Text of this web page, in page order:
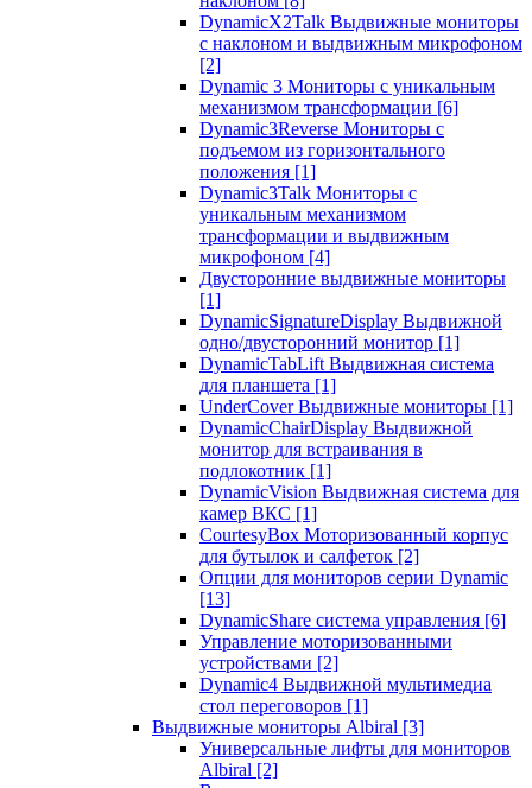
DynamicX2Talk Выдвижные мониторы
с наклоном и выдвижным микрофоном
[2]
Dynamic 3 Мониторы с уникальным
механизмом трансформации [6]
Dynamic3Reverse Мониторы с
подъемом из горизонтального
положения [1]
Dynamic3Talk Мониторы с
уникальным механизмом
трансформации и выдвижным
микрофоном [4]
Двусторонние выдвижные мониторы
[1]
DynamicSignatureDisplay Выдвижной
одно/двусторонний монитор [1]
DynamicTabLift Выдвижная система
для планшета [1]
UnderCover Выдвижные мониторы [1]
DynamicChairDisplay Выдвижной
монитор для встраивания в
подлокотник [1]
DynamicVision Выдвижная система для
камер ВКС [1]
CourtesyBox Моторизованный корпус
для бутылок и салфеток [2]
Опции для мониторов серии Dynamic
[13]
DynamicShare система управления [6]
Управление моторизованными
устройствами [2]
Dynamic4 Выдвижной мультимедиа
стол переговоров [1]
Выдвижные мониторы Albiral [3]
Универсальные лифты для мониторов
Albiral [2]